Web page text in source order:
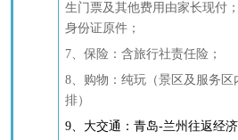
生门票及其他费用由家长现付
身份证原件 ；
7、保险：含旅行社责任险；
8、 购物：纯玩 （景区及服务
排）
9、大交通：青岛-兰州往返经